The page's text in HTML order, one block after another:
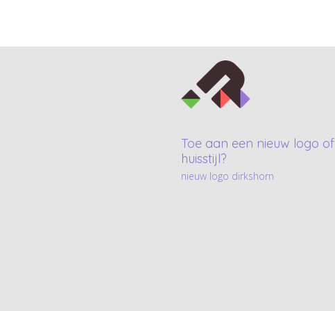
Toe aan een nieuw logo of
huisstijl?
nieuw logo dirkshorn